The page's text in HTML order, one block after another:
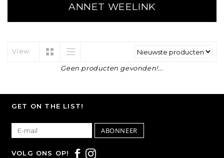
ANNET WEELINK
View:
Geen producten gevonden!...
GET ON THE LIST!
ABONNEER
VOLG ONS OP!